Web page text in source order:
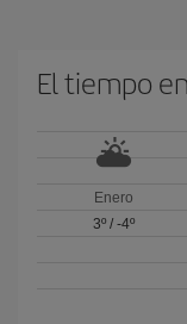
El tiempo
Enero
3º/ -4º